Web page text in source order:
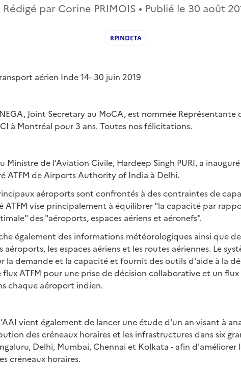
Rédigé par Corine PRIMOIS • Publié le 30 août
RPINDETA
aérien Inde 14- 30 juin 2019
Joint Secretary au MoCA, est nommée Représentante
à Montréal pour 3 ans. Toutes nos félicitations.
Ministre de l’Aviation Civile, Hardeep Singh PURI, a
ATFM de Airports Authority of India à Delhi.
aéroports sont confrontés à des contraintes de
ATFM vise principalement à équilibrer "la capacité par
des "aéroports, espaces aériens et aéronefs".
également des informations météorologiques ainsi que
aéroports, les espaces aériens et les routes aériennes. Le
la demande et la capacité et fournit des outils d'aide à la
flux ATFM pour une prise de décision collaborative et un
chaque aéroport indien.
vient également de lancer une étude d'un an visant à
des créneaux horaires et les infrastructures dans six
Delhi, Mumbai, Chennai et Kolkata - afin d'améliorer
créneaux horaires.